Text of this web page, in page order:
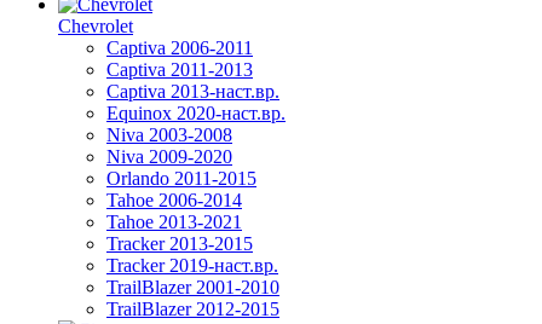
Chevrolet
Captiva 2006-2011
Captiva 2011-2013
Captiva 2013-наст.вр.
Equinox 2020-наст.вр.
Niva 2003-2008
Niva 2009-2020
Orlando 2011-2015
Tahoe 2006-2014
Tahoe 2013-2021
Tracker 2013-2015
Tracker 2019-наст.вр.
TrailBlazer 2001-2010
TrailBlazer 2012-2015